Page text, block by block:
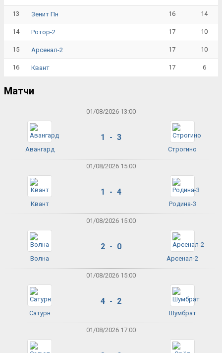
13 Зенит Пн 16 14
14 Ротор-2 17 10
15 Арсенал-2 17 10
16 Квант 17 6
Матчи
01/08/2026 13:00
Авангард
1 - 3
Строгино
01/08/2026 15:00
Квант
1 - 4
Родина-3
01/08/2026 15:00
Волна
2 - 0
Арсенал-2
01/08/2026 15:00
Сатурн
4 - 2
Шумбрат
01/08/2026 17:00